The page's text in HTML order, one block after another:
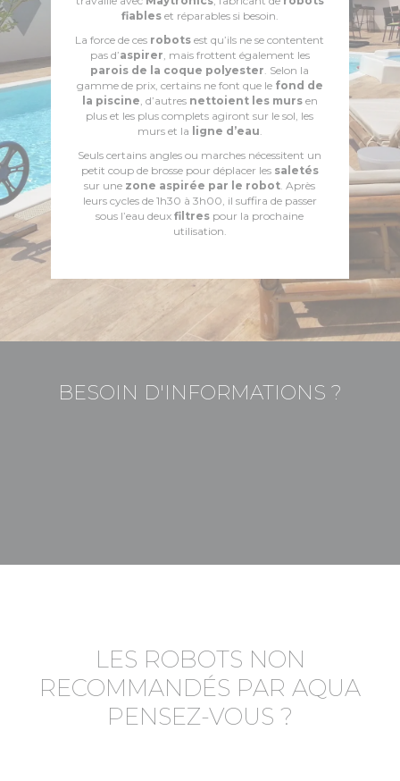
fiableset réparables si besoin.
La force de ces robots est qu’ils ne se contentent
pas d’aspirer, mais frottent également les
parois de la coque polyester. Selon la
gamme de prix, certains ne font que le fond de
la piscine, d’autres nettoient les mursen
plus et les plus complets agiront sur le sol, les
murs et la ligne d’eau.
Seuls certains angles ou marches nécessitent un
petit coup de brosse pour déplacer les saletés
sur une zone aspirée par le robot. Après
leurs cycles de 1h30 à 3h00, il suffira de passer
sous l’eau deuxfiltres pour la prochaine
utilisation.
BESOIN D'INFORMATIONS ?
LES ROBOTS NON
RECOMMANDÉS PAR AQUA
PENSEZ-VOUS ?